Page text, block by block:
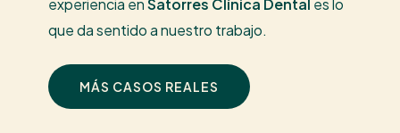
experiencia enSatorres Clínica Dental es lo
que da sentido a nuestro trabajo.
MÁS CASOS REALES